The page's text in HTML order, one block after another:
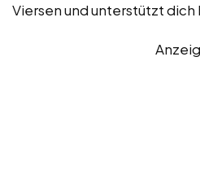
Viersen und unterstützt dich